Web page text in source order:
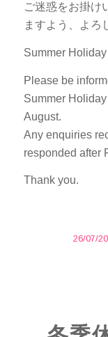
ご迷惑をお掛け
ますよう、よろ
Summer
Please be
Summer
August.
Any enquiries
responded after
Thank you.
26/07/
/